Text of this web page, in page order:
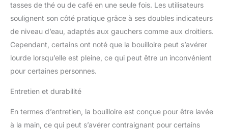
tasses de thé ou de café en une seule fois. Les utilisateurs
soulignent son côté pratique grâce à ses doubles indicateurs
de niveau d’eau, adaptés aux gauchers comme aux droitiers.
Cependant, certains ont noté que la bouilloire peut s’avérer
lourde lorsqu’elle est pleine, ce qui peut être un inconvénient
pour certaines personnes.
Entretien et durabilité
En termes d’entretien, la bouilloire est conçue pour être lavée
à la main, ce qui peut s’avérer contraignant pour certains